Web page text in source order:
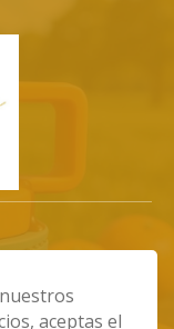
aceptas el